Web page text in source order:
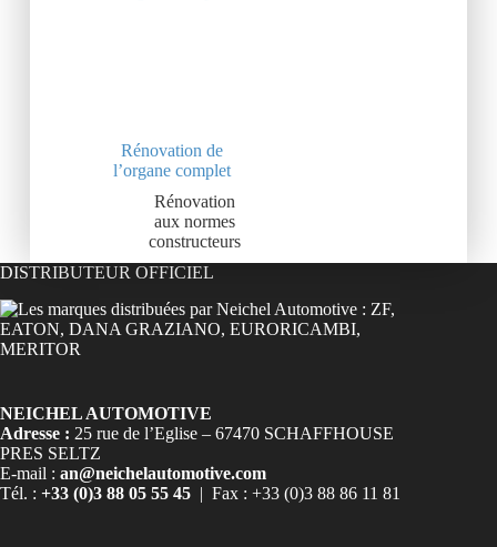
Rénovation de
l’organe complet
Rénovation
aux normes
constructeurs
DISTRIBUTEUR OFFICIEL
NEICHEL AUTOMOTIVE
Adresse : 25 rue de l’Eglise – 67470 SCHAFFHOUSE
PRES SELTZ
E-mail : an@neichelautomotive.com
Tél. : +33 (0)3 88 05 55 45 | Fax : +33 (0)3 88 86 11 81